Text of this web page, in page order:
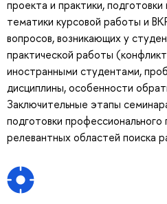
проекта и практики,
тематики курсовой работы и
вопросов, возникающих у
практической работы
иностранными студентами,
дисциплины, особенности
Заключительные этапы
подготовки
релевантных областей поиска